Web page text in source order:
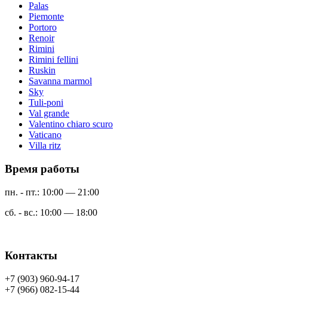
Palas
Piemonte
Portoro
Renoir
Rimini
Rimini fellini
Ruskin
Savanna marmol
Sky
Tuli-poni
Val grande
Valentino chiaro scuro
Vaticano
Villa ritz
Время работы
пн. - пт.: 10:00 — 21:00
сб. - вс.: 10:00 — 18:00
Контакты
+7 (903) 960-94-17
+7 (966) 082-15-44